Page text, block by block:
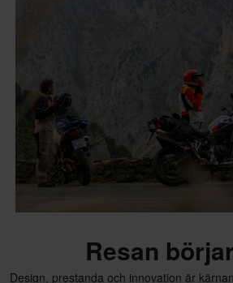
Resan
Design, prestanda och innovation är